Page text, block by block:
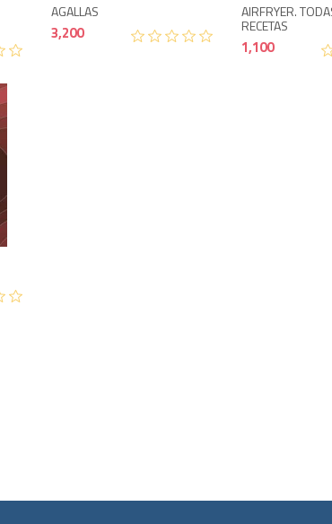
AGALLAS
3,200
AIRFRYER.
RECETAS
1,100